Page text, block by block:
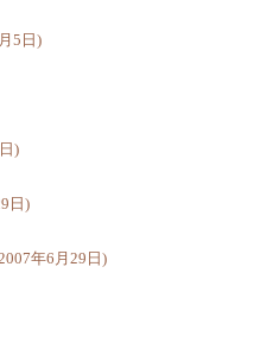
5日)
)
日)
年6月29日)